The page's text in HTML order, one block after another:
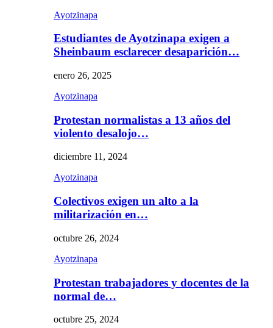
Ayotzinapa
Estudiantes de Ayotzinapa exigen a
Sheinbaum esclarecer desaparición…
enero 26, 2025
Ayotzinapa
Protestan normalistas a 13 años del
violento desalojo…
diciembre 11, 2024
Ayotzinapa
Colectivos exigen un alto a la
militarización en…
octubre 26, 2024
Ayotzinapa
Protestan trabajadores y docentes de la
normal de…
octubre 25, 2024